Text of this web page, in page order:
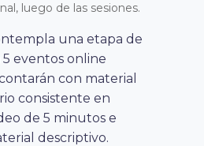
luego de las sesiones.
una etapa de
eventos online
con material
consistente en
de 5 minutos e
descriptivo.